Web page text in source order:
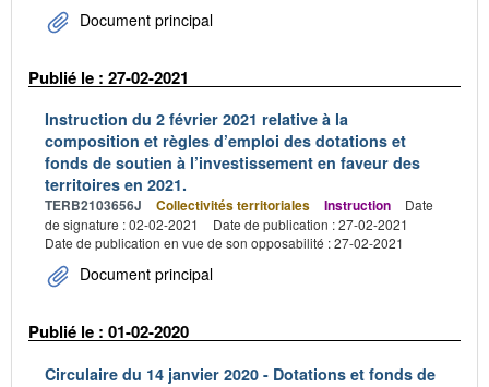
Document principal
Publié le : 27-02-2021
Instruction du 2 février 2021 relative à la
composition et règles d’emploi des dotations et
fonds de soutien à l’investissement en faveur des
territoires en 2021.
TERB2103656J Collectivités territoriales Instruction
Date
de signature : 02-02-2021
Date de publication : 27-02-2021
Date de publication en vue de son opposabilité : 27-02-2021
Document principal
Publié le : 01-02-2020
Circulaire du 14 janvier 2020 - Dotations et fonds de